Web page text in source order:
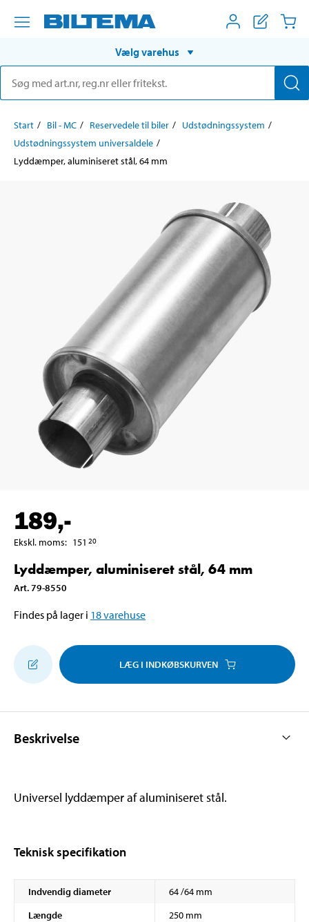
Vælg varehus
Start Bil - MC Reservedele til biler
Udstødningssystem
Udstødningssystem universaldele
Lyddæmper, aluminiseret stål, 64 mm
189,-
Ekskl. moms: 151 20
Lyddæmper, aluminiseret stål, 64 mm
Art.79-8550
Findes på lager i 18varehuse
LÆG I INDKØBSKURVEN
Beskrivelse
Universel lyddæmper af aluminiseret stål.
Teknisk specifikation
Indvendig diameter
64 /64 mm
Længde
250 mm